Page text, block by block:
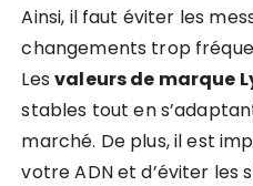
Ainsi, il faut éviter les
changements trop
Lesvaleurs de marque
stables tout en
marché. De plus, il est
votre ADN et d’éviter les